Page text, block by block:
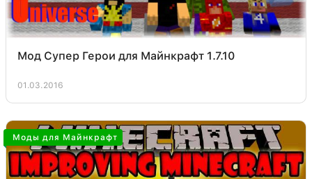
Мод Супер Герои для Майнкрафт 1.7.10
01.03.2016
Моды для Майнкрафт